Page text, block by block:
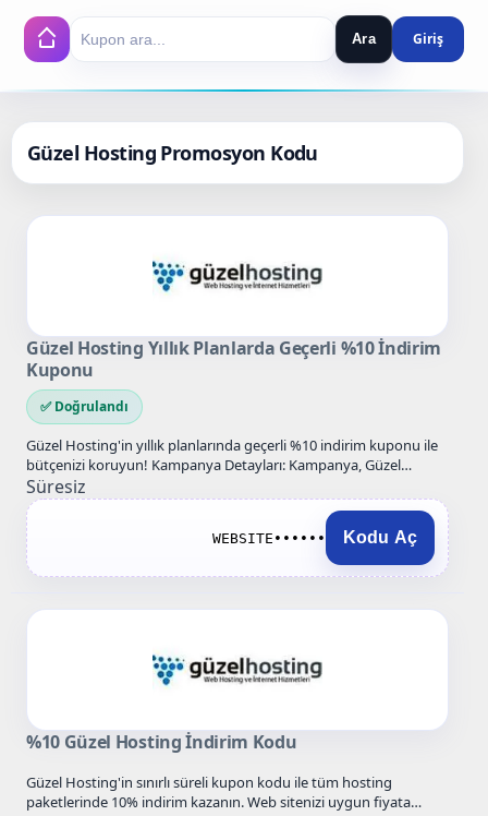
Search Ara
Güzel Hosting Promosyon Kodu
Güzel Hosting Yıllık Planlarda Geçerli %10 İndirim
Kuponu
✅ Doğrulandı
Güzel Hosting'in yıllık planlarında geçerli %10 indirim kuponu ile
bütçenizi koruyun! Kampanya Detayları: Kampanya, Güzel
Hosting'in tüm yıllık…
Süresiz
WEBSITE•••••• Kodu Aç
%10 Güzel Hosting İndirim Kodu
Güzel Hosting'in sınırlı süreli kupon kodu ile tüm hosting
paketlerinde 10% indirim kazanın. Web sitenizi uygun fiyata